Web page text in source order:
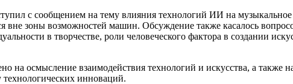
с сообщением на тему влияния технологий ИИ на музыкальное
вне зоны возможностей машин. Обсуждение также касалось
в творчестве, роли человеческого фактора в создании
на осмысление взаимодействия технологий и искусства, а также
технологических инноваций.